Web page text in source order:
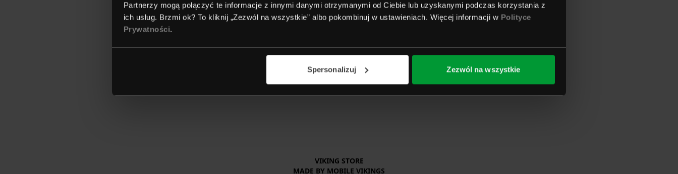
Partnerzy mogą połączyć te informacje z innymi danymi otrzymanymi od Ciebie lub uzyskanymi podczas korzystania z
ich usług. Brzmi ok? To kliknij „Zezwól na wszystkie” albo pokombinuj w ustawieniach. Więcej informacji w Polityce
Prywatności.
Spersonalizuj Zezwól na wszystkie
VIKING STORE
MADE BY MOBILE VIKINGS